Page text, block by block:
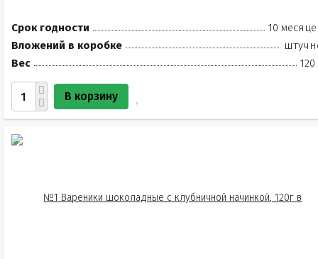
Срок годности
10
Вложений в коробке
Вес
120
В корзину